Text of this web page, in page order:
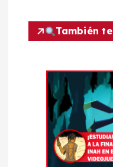
e
e
También